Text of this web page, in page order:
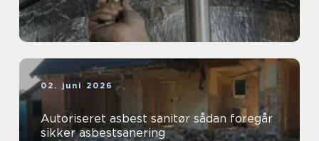
02. juni 2026
Autoriseret asbest sanitør sådan foregår
sikker asbestsanering